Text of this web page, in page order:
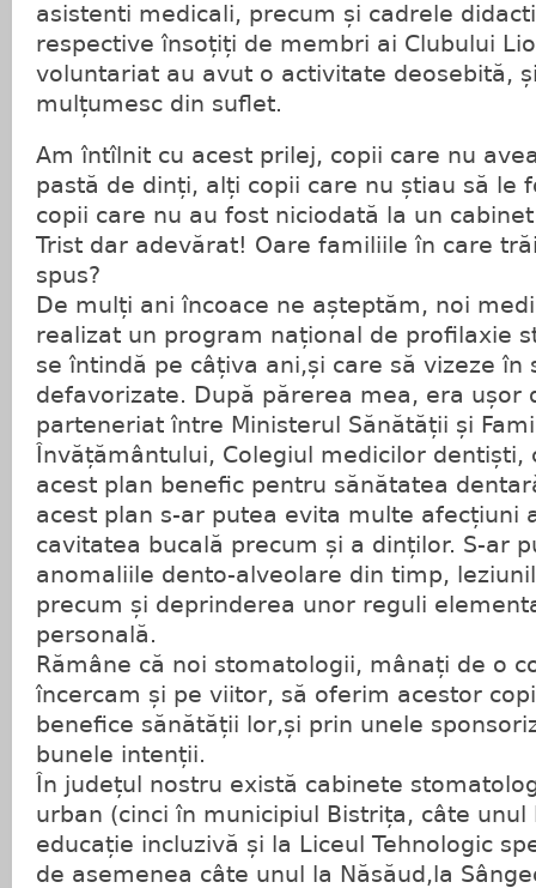
asistenti medicali, precum și cadrele
respective însoțiți de membri ai Clubului
voluntariat au avut o activitate deosebită,
mulțumesc din suflet.
Am întîlnit cu acest prilej, copii care nu
pastă de dinți, alți copii care nu știau să le
copii care nu au fost niciodată la un
Trist dar adevărat! Oare familiile în care
spus?
De mulți ani încoace ne așteptăm, noi
realizat un program național de profilaxie
se întindă pe câțiva ani,și care să vizeze în
defavorizate. După părerea mea, era ușor
parteneriat între Ministerul Sănătății și
Învățământului, Colegiul medicilor dentiști,
acest plan benefic pentru sănătatea
acest plan s-ar putea evita multe afecțiuni
cavitatea bucală precum și a dinților. S-ar
anomaliile dento-alveolare din timp,
precum și deprinderea unor reguli
personală.
Rămâne că noi stomatologii, mânați de o
încercam și pe viitor, să oferim acestor
benefice sănătății lor,și prin unele
bunele intenții.
În județul nostru există cabinete
urban (cinci în municipiul Bistrița, câte unul
educație incluzivă și la Liceul Tehnologic
de asemenea câte unul la Năsăud,la